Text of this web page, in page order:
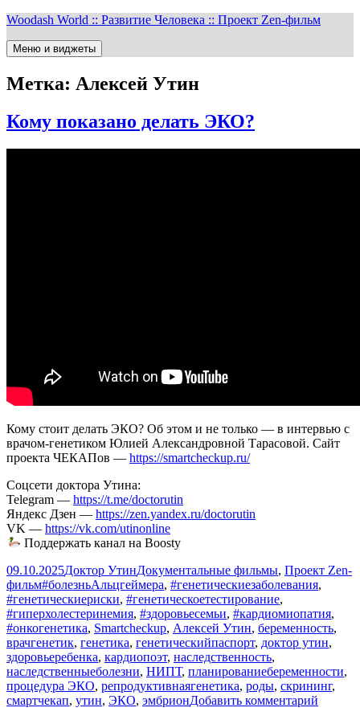
Перейти
содержимому
Woodash World :: Развитие Человека :: Проект Zen-фильм
Меню и виджеты
Метка: Алексей Утин
Кому показано делать ЭКО?
Кому стоит делать ЭКО? Об этом и не только — в интервью с
врачом-генетиком Юлией Александровной Тарасовой. Сайт
проекта ЧЕКАПов — https://smartcheckup.ru/
Соцсети доктора Утина:
Telegram — https://t.me/doctorutin
Яндекс Дзен — https://zen.yandex.ru/doctorutin
VK — https://vk.com/utinonline
Поддержать канал на Boosty
Опубликовано
09.10.2025Автор
Доктор УтинРубрики
Документальные фильмы, Проект Zen-
фильмМетки
#болезньАльцгеймера, #генетическиезаболевания,
#генетическиериски, #генетическоетестирование,
#гиперхолестеринемия, #здоровьесемьи, #кардиомиопатия,
#онкогенетика, Smartcheckup, Алексей Утин, беременность,
врачгенетик, генетика, генетическийпаспорт, доктор утин,
здоровьеребенка, кардиопоэт, наследственность,
наследственныеболезни, НИПТ, планированиебеременности,
процедура ЭКО, репродуктивнаягенетика, роды, скрининг,
смартчекап, утин, ЭКО, эмбрионДобавить комментарий